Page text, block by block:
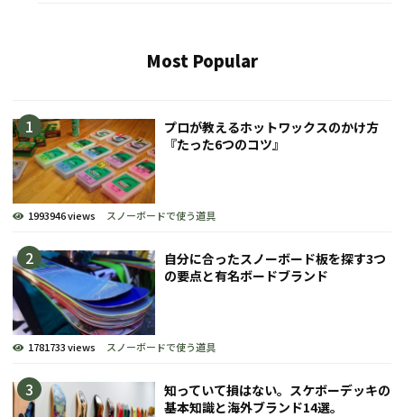
Most Popular
プロが教えるホットワックスのかけ方
『たった6つのコツ』
1993946 views スノーボードで使う道具
自分に合ったスノーボード板を探す3つ
の要点と有名ボードブランド
1781733 views スノーボードで使う道具
知っていて損はない。スケボーデッキの
基本知識と海外ブランド14選。